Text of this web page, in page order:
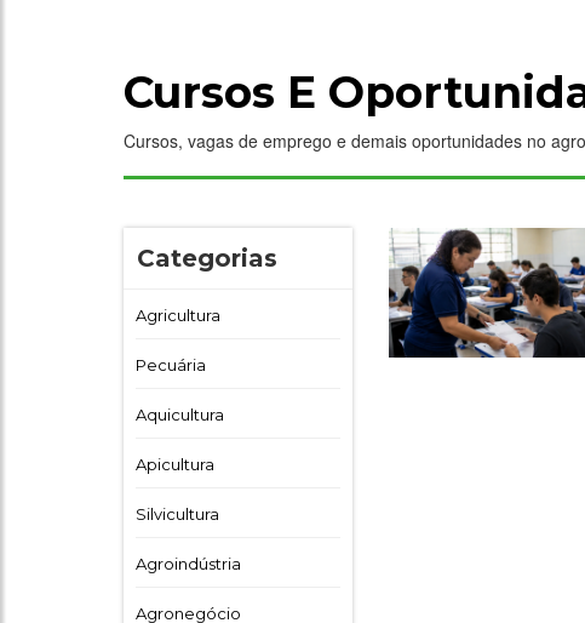
Cursos E
Cursos, vagas de emprego e demais oportunidades no
Categorias
Agricultura
Pecuária
Aquicultura
Apicultura
Silvicultura
Agroindústria
Agronegócio